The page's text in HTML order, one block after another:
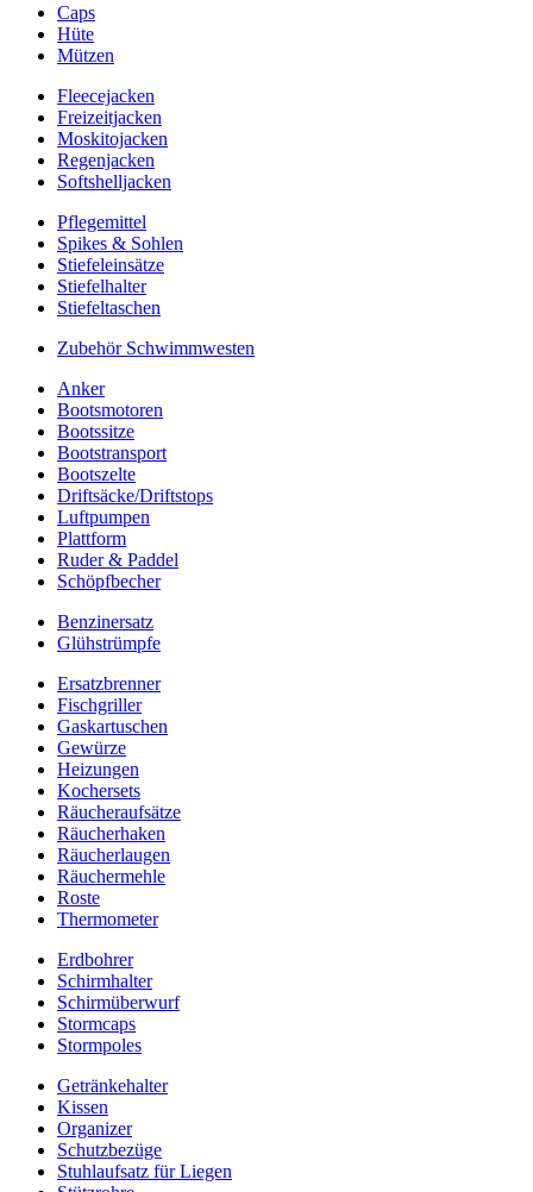
Caps
Hüte
Mützen
Fleecejacken
Freizeitjacken
Moskitojacken
Regenjacken
Softshelljacken
Pflegemittel
Spikes & Sohlen
Stiefeleinsätze
Stiefelhalter
Stiefeltaschen
Zubehör Schwimmwesten
Anker
Bootsmotoren
Bootssitze
Bootstransport
Bootszelte
Driftsäcke/Driftstops
Luftpumpen
Plattform
Ruder & Paddel
Schöpfbecher
Benzinersatz
Glühstrümpfe
Ersatzbrenner
Fischgriller
Gaskartuschen
Gewürze
Heizungen
Kochersets
Räucheraufsätze
Räucherhaken
Räucherlaugen
Räuchermehle
Roste
Thermometer
Erdbohrer
Schirmhalter
Schirmüberwurf
Stormcaps
Stormpoles
Getränkehalter
Kissen
Organizer
Schutzbezüge
Stuhlaufsatz für Liegen